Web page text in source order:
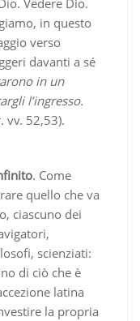
Vedere Dio.
in questo
verso
davanti a sé
in un
l’ingresso.
vv. 52,53).
. Come
quello che va
ciascuno dei
scienziati:
di ciò che è
latina
la propria